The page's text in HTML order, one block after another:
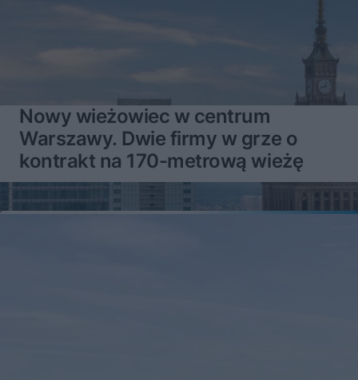
Nowy wieżowiec w centrum
Warszawy. Dwie firmy w grze o
kontrakt na 170-metrową wieżę